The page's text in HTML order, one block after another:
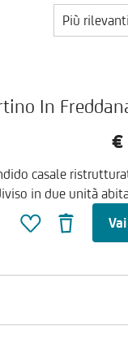
Più rilevanti
€
casale
in due unità
con camino, cucina
piano superiore,
caminetto; il
anch'esso